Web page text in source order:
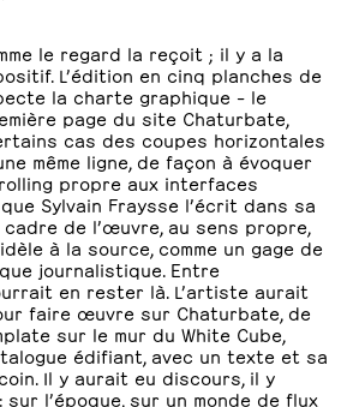
le regard la reçoit ; il y a la
L’édition en cinq planches de
la charte graphique – le
page du site Chaturbate,
cas des coupes horizontales
même ligne, de façon à évoquer
propre aux interfaces
Sylvain Fraysse l’écrit dans sa
cadre de l’œuvre, au sens propre,
à la source, comme un gage de
journalistique. Entre
en rester là. L’artiste aurait
faire œuvre sur Chaturbate, de
sur le mur du White Cube,
édifiant, avec un texte et sa
Il y aurait eu discours, il y
l’époque, sur un monde de flux